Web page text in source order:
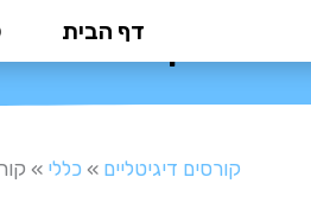
דף הבית
קורס
קורסים דיגיטליים » כללי »